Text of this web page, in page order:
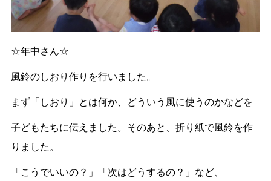
☆年中さん☆
風鈴のしおり作りを行いました。
まず「しおり」とは何か、どういう風に使うのかなどを
子どもたちに伝えました。そのあと、折り紙で風鈴を作
りました。
「こうでいいの？」「次はどうするの？」など、